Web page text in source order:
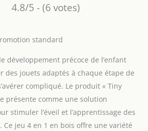
4.8/5 - (6 votes)
développement précoce de l’enfant
des jouets adaptés à chaque étape de
compliqué. Le produit « Tiny
présente comme une solution
stimuler l’éveil et l’apprentissage des
Ce jeu 4 en 1 en bois offre une variété